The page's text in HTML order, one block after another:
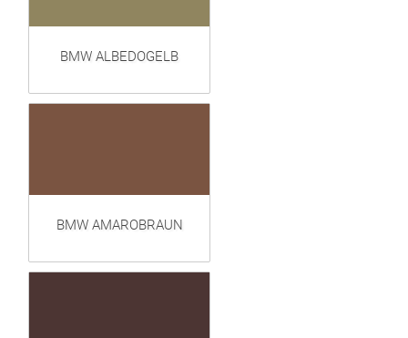
BMW ALBEDOGELB
BMW AMAROBRAUN